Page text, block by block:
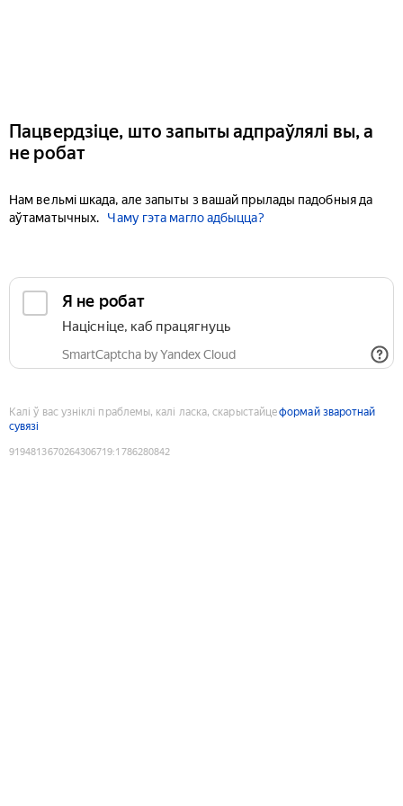
Пацвердзіце, што запыты адпраўлялі вы, а
не робат
Нам вельмі шкада, але запыты з вашай прылады падобныя да
аўтаматычных.
Чаму гэта магло адбыцца?
Я не робат
Націсніце, каб працягнуць
SmartCaptcha by Yandex Cloud
Калі ў вас узніклі праблемы, калі ласка, скарыстайцеформай зваротнай
сувязі
9194813670264306719:1786280842